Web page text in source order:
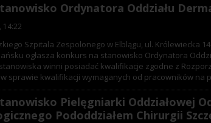
Ordynatora Oddziału
14:22
Szpitala Zespolonego w Elblągu, ul. Królewiecka
ogłasza konkurs na stanowisko Ordynatora
winni posiadać kwalifikacje zgodne z
w sprawie kwalifikacji wymaganych od pracowników na
Pielęgniarki Oddziałowej
Pododdziałem Chirurgii